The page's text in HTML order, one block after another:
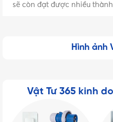
sẽ còn đạt được nhiều
Hình ảnh
Vật Tư 365 kinh